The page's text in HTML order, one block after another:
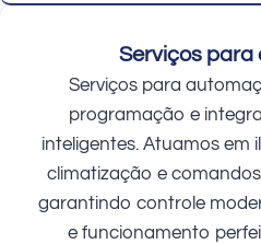
Serviços para
Serviços para
programação e
inteligentes. Atuamos em
climatização e
garantindo controle
e funcionamento